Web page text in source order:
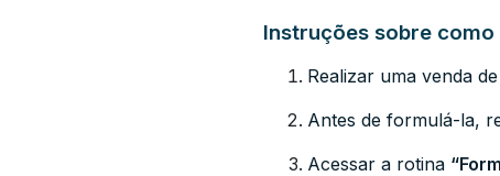
Instruções sobre
Realizar uma venda
Antes de formulá-la,
Acessar a rotina